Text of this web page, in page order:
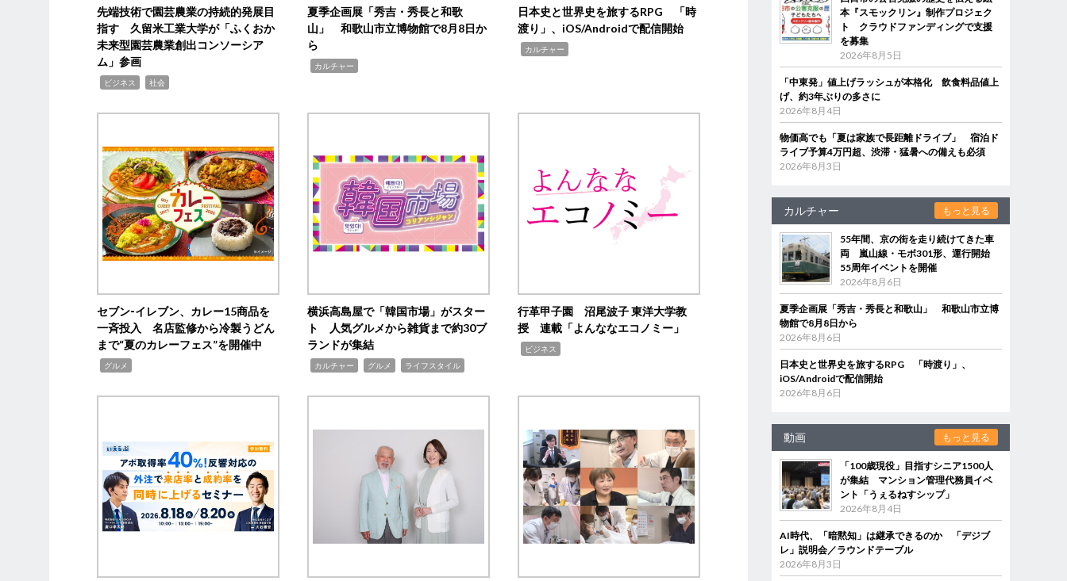
先端技術で園芸農業の持続的発展目
指す 久留米工業大学が「ふくおか
未来型園芸農業創出コンソーシア
ム」参画
ビジネス 社会
夏季企画展「秀吉・秀長と和歌
山」 和歌山市立博物館で8月8日か
ら
カルチャー
日本史と世界史を旅するRPG 「時
渡り」、iOS/Androidで配信開始
カルチャー
セブン‐イレブン、カレー15商品を
一斉投入 名店監修から冷製うどん
まで“夏のカレーフェス”を開催中
グルメ
横浜高島屋で「韓国市場」がスター
ト 人気グルメから雑貨まで約30ブ
ランドが集結
カルチャー グルメ ライフスタイル
行革甲子園 沼尾波子 東洋大学教
授 連載「よんななエコノミー」
ビジネス
本『スモックリン』制作プロジェク
ト クラウドファンディングで支援
を募集
2026年8月5日
「中東発」値上げラッシュが本格化 飲食料品値上
げ、約3年ぶりの多さに
2026年8月4日
物価高でも「夏は家族で長距離ドライブ」 宿泊ド
ライブ予算4万円超、渋滞・猛暑への備えも必須
2026年8月3日
カルチャー もっと見る
55年間、京の街を走り続けてきた車
両 嵐山線・モボ301形、運行開始
55周年イベントを開催
2026年8月6日
夏季企画展「秀吉・秀長と和歌山」 和歌山市立博
物館で8月8日から
2026年8月6日
日本史と世界史を旅するRPG 「時渡り」、
iOS/Androidで配信開始
2026年8月6日
動画 もっと見る
「100歳現役」目指すシニア1500人
が集結 マンション管理代務員イベ
ント「うぇるねすシップ」
2026年8月4日
AI時代、「暗黙知」は継承できるのか 「デジブ
レ」説明会／ラウンドテーブル
2026年8月3日